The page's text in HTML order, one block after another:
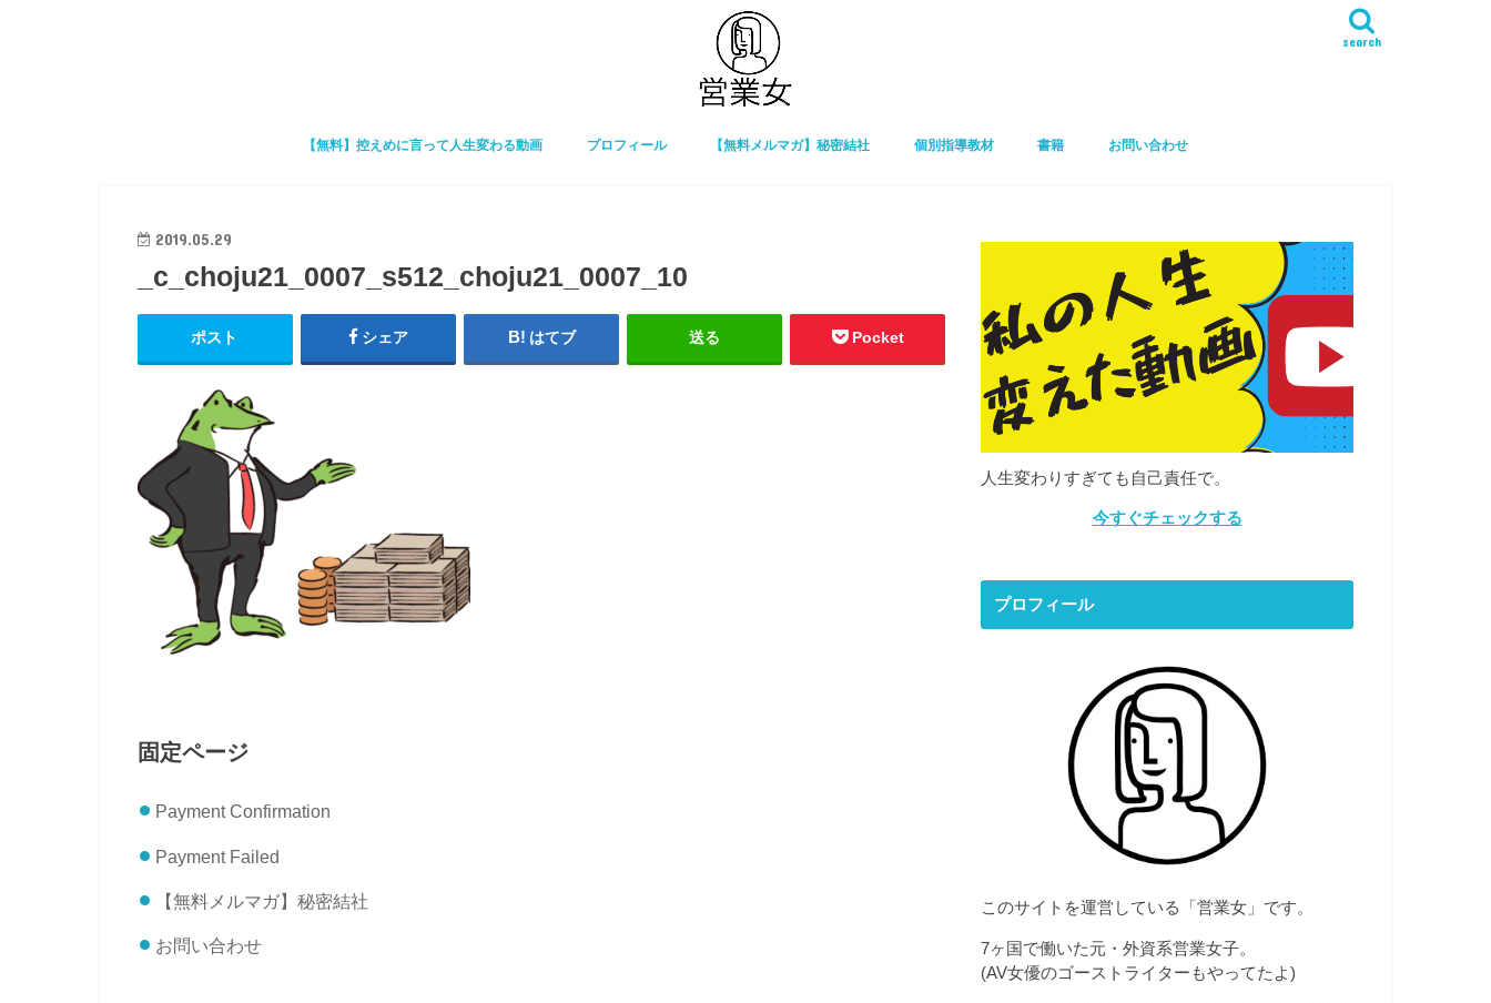
search
【無料】控えめに言って人生変わる動画 プロフィール 【無料メルマガ】秘密結社 個別指導教材 書籍 お問い合わせ
2019.05.29
_c_choju21_0007_s512_choju21_0007_10
ポスト シェア はてブ 送る Pocket
固定ページ
Payment Confirmation
Payment Failed
【無料メルマガ】秘密結社
お問い合わせ
人生変わりすぎても自己責任で。
今すぐチェックする
プロフィール
このサイトを運営している「営業女」です。
7ヶ国で働いた元・外資系営業女子。
(AV女優のゴーストライターもやってたよ)